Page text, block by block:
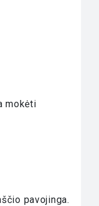
mokėti
pavojinga.